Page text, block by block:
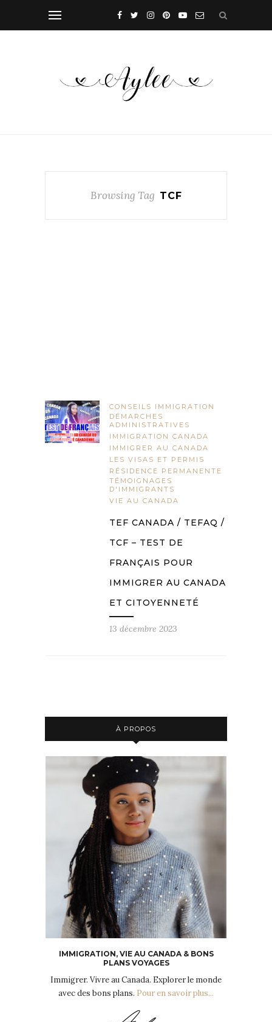
Browsing Tag TCF
CONSEILS IMMIGRATION
DÉMARCHES
ADMINISTRATIVES
IMMIGRATION CANADA
IMMIGRER AU CANADA
LES VISAS ET PERMIS
RÉSIDENCE PERMANENTE
TÉMOIGNAGES
D'IMMIGRANTS
VIE AU CANADA
TEF CANADA / TEFAQ /
TCF – TEST DE
FRANÇAIS POUR
IMMIGRER AU CANADA
ET CITOYENNETÉ
13 décembre 2023
À PROPOS
IMMIGRATION, VIE AU CANADA & BONS
PLANS VOYAGES
Immigrer. Vivre au Canada. Explorer le monde
avec des bons plans. Pour en savoir plus...